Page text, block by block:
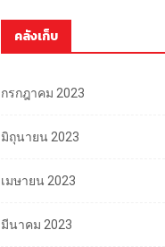
คลังเก็บ
กรกฎาคม 2023
มิถุนายน 2023
เมษายน 2023
มีนาคม 2023